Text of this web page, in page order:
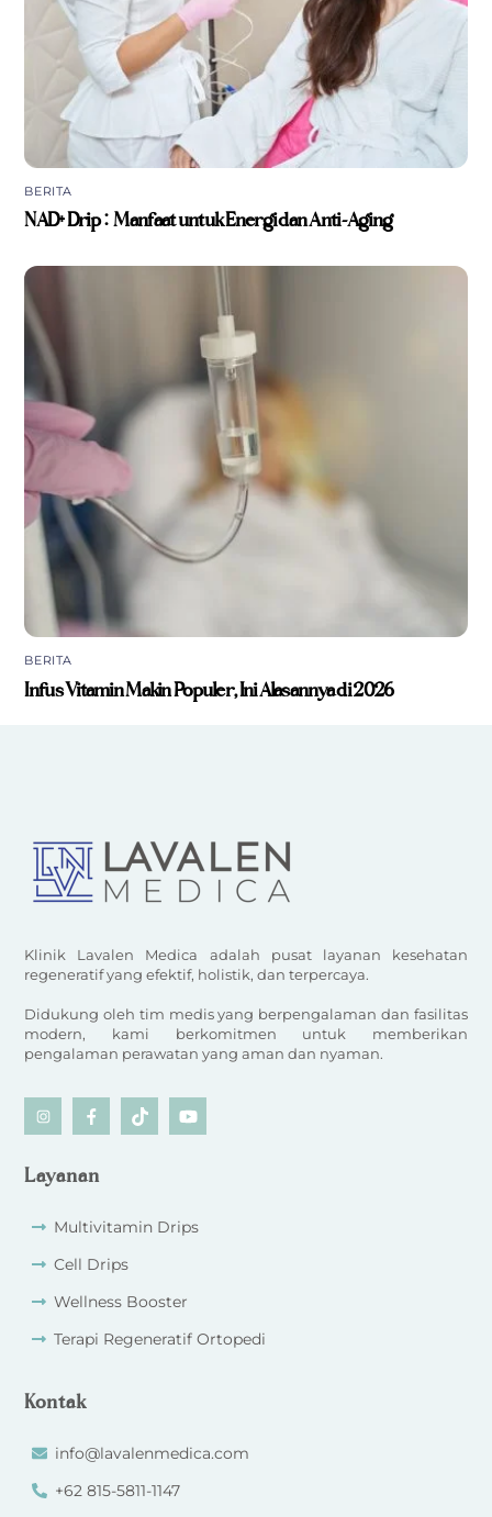
BERITA
NAD+ Drip: Manfaat untuk Energi dan Anti-Aging
BERITA
Infus Vitamin Makin Populer, Ini Alasannya di 2026
Klinik Lavalen Medica adalah pusat layanan kesehatan
regeneratif yang efektif, holistik, dan terpercaya.
Didukung oleh tim medis yang berpengalaman dan fasilitas
modern, kami berkomitmen untuk memberikan
pengalaman perawatan yang aman dan nyaman.
Icon
Icon
Icon
Icon
Layanan
Multivitamin Drips
Cell Drips
Wellness Booster
Terapi Regeneratif Ortopedi
Kontak
info@lavalenmedica.com
+62 815-5811-1147